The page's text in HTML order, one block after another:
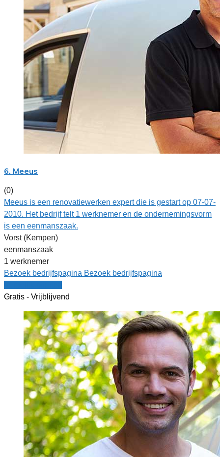
6. Meeus
(0)
Meeus is een renovatiewerken expert die is gestart op 07-07-
2010. Het bedrijf telt 1 werknemer en de ondernemingsvorm
is een eenmanszaak.
Vorst (Kempen)
eenmanszaak
1 werknemer
Bezoek bedrijfspagina Bezoek bedrijfspagina
Gratis - Vrijblijvend